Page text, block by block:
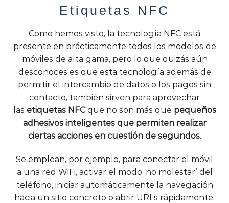
Etiquetas NFC
Como hemos visto, la tecnología NFC está
presente en prácticamente todos los modelos de
móviles de alta gama, pero lo que quizás aún
desconoces es que esta tecnología además de
permitir el intercambio de datos o los pagos sin
contacto, también sirven para aprovechar
las etiquetas NFCque no son más que pequeños
adhesivos inteligentes que permiten realizar
ciertas acciones en cuestión de segundos.
Se emplean, por ejemplo, para conectar el móvil
a una red WiFi, activar el modo ‘no molestar’ del
teléfono, iniciar automáticamente la navegación
hacia un sitio concreto o abrir URLs rápidamente.